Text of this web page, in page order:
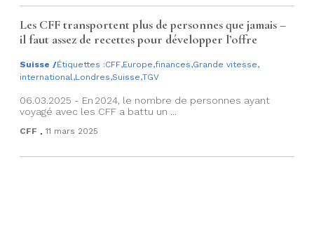
Les CFF transportent plus de personnes que jamais –
il faut assez de recettes pour développer l’offre
Suisse /Étiquettes :CFF,Europe,finances,Grande vitesse,
international,Londres,Suisse,TGV
06.03.2025 - En 2024, le nombre de personnes ayant
voyagé avec les CFF a battu un ...
CFF . 11 mars 2025